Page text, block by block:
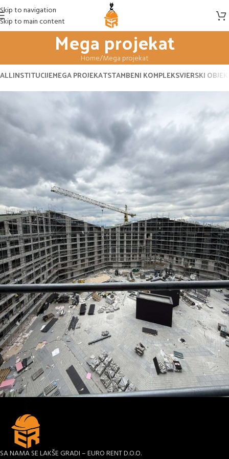
Skip to navigation
Skip to main content
Mega projekat
Home Mega projekat
ALLINSTITUCIJEMEGA PROJEKATSTAMBENI KOMPLEKSVJERSKI
Mega projekat
Roof Gardens
SA NAMA SE LAKŠE GRADI – EURO RENT D.O.O.